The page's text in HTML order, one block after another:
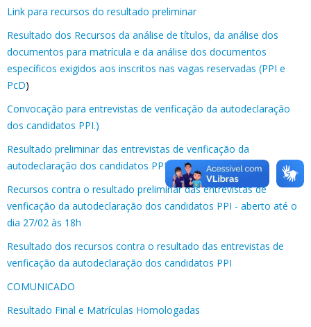
Link para recursos do resultado preliminar
Resultado dos Recursos da análise de títulos, da análise dos
documentos para matrícula e da análise dos documentos
específicos exigidos aos inscritos nas vagas reservadas (PPI e
PcD)
Convocação para entrevistas de verificação da autodeclaração
dos candidatos PPI.)
Resultado preliminar das entrevistas de verificação da
autodeclaração dos candidatos PPI
Recursos contra o resultado preliminar das entrevistas de
verificação da autodeclaração dos candidatos PPI - aberto até o
dia 27/02 às 18h
Resultado dos recursos contra o resultado das entrevistas de
verificação da autodeclaração dos candidatos PPI
COMUNICADO
Resultado Final e Matrículas Homologadas